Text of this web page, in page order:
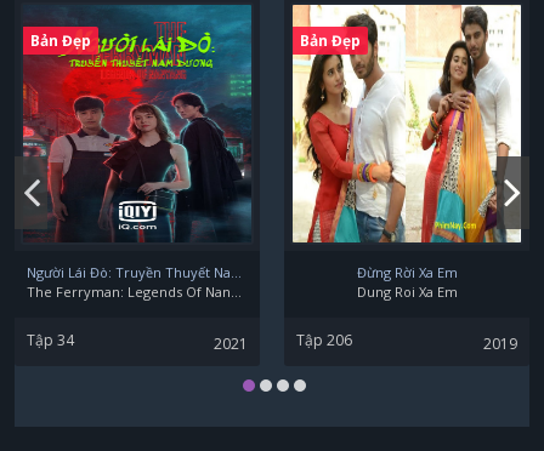
Bản Đẹp
Tập 34 2021
Bản Đẹp
Đừng Rời Xa Em
Dung Roi Xa Em
Tập 206 2019